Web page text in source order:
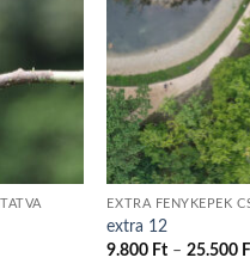
EXTRA FÉNYKÉPEK
extra 12
9.800 Ft – 25.500